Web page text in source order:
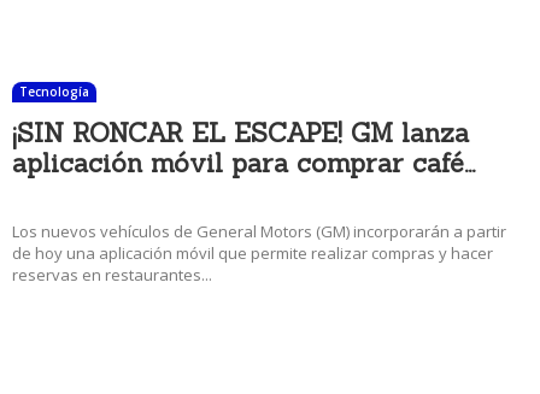
Tecnología
¡SIN RONCAR EL ESCAPE! GM lanza
aplicación móvil para comprar café...
Los nuevos vehículos de General Motors (GM) incorporarán a partir
de hoy una aplicación móvil que permite realizar compras y hacer
reservas en restaurantes...